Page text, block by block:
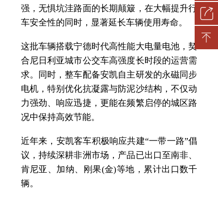
强，无惧坑洼路面的长期颠簸，在大幅提升行
车安全性的同时，显著延长车辆使用寿命。
这批车辆搭载宁德时代高性能大电量电池，契
合尼日利亚城市公交车高强度长时段的运营需
求。同时，整车配备安凯自主研发的永磁同步
电机，特别优化抗凝露与防泥沙结构，不仅动
力强劲、响应迅捷，更能在频繁启停的城区路
况中保持高效节能。
近年来，安凯客车积极响应共建“一带一路”倡
议，持续深耕非洲市场，产品已出口至南非、
肯尼亚、加纳、刚果(金)等地，累计出口数千
辆。